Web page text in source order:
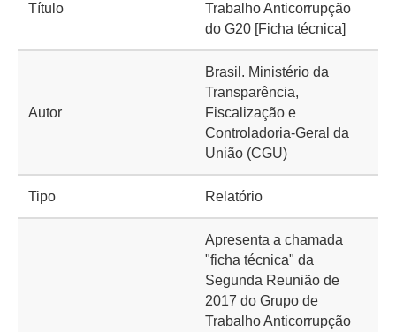
Título
Trabalho Anticorrupção
do G20 [Ficha técnica]
Autor
Brasil. Ministério da
Transparência,
Fiscalização e
Controladoria-Geral da
União (CGU)
Tipo Relatório
Apresenta a chamada
"ficha técnica" da
Segunda Reunião de
2017 do Grupo de
Trabalho Anticorrupção